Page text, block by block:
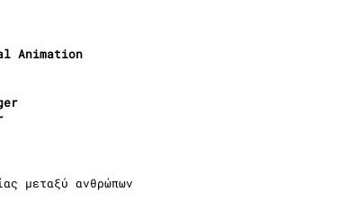
Animation
μεταξύ ανθρώπων